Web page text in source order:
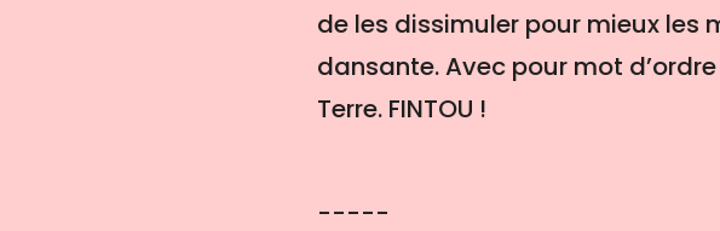
de les dissimuler pour mieux les
dansante. Avec pour mot
Terre. FINTOU !
-----